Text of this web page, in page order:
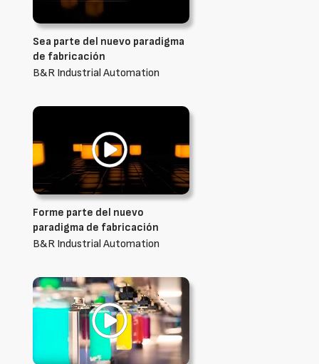
Sea parte del nuevo paradigma
de fabricación
B&R Industrial Automation
Forme parte del nuevo
paradigma de fabricación
B&R Industrial Automation